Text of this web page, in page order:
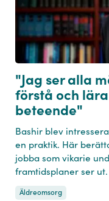
"Jag ser alla
förstå och
beteende"
Bashir blev
en praktik. Här
jobba som vikarie
framtidsplaner ser ut.
Äldreomsorg